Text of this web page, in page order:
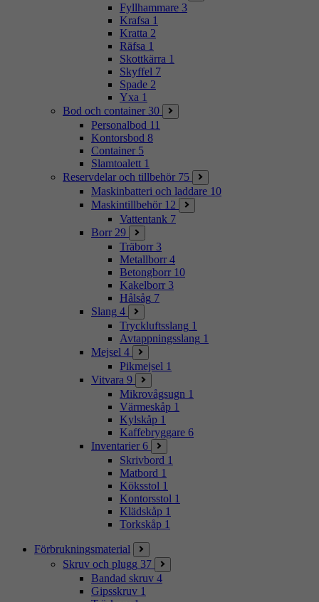
Fyllhammare 3
Krafsa 1
Kratta 2
Räfsa 1
Skottkärra 1
Skyffel 7
Spade 2
Yxa 1
Bod och container 30
Personalbod 11
Kontorsbod 8
Container 5
Slamtoalett 1
Reservdelar och tillbehör 75
Maskinbatteri och laddare 10
Maskintillbehör 12
Vattentank 7
Borr 29
Träborr 3
Metallborr 4
Betongborr 10
Kakelborr 3
Hålsåg 7
Slang 4
Tryckluftsslang 1
Avtappningsslang 1
Mejsel 4
Pikmejsel 1
Vitvara 9
Mikrovågsugn 1
Värmeskåp 1
Kylskåp 1
Kaffebryggare 6
Inventarier 6
Skrivbord 1
Matbord 1
Köksstol 1
Kontorsstol 1
Klädskåp 1
Torkskåp 1
Förbrukningsmaterial
Skruv och plugg 37
Bandad skruv 4
Gipsskruv 1